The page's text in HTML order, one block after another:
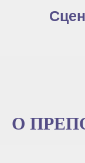
О